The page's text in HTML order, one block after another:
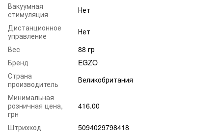
Вакуумная
стимуляция
Нет
Дистанционное
управление
Нет
Вес
88 гр
Бренд
EGZO
Страна
производитель
Великобритания
Минимальная
розничная цена,
грн
416.00
Штрихкод 5094029798418